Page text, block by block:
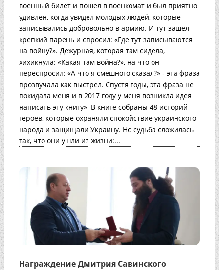
военный билет и пошел в военкомат и был приятно
удивлен, когда увидел молодых людей, которые
записывались добровольно в армию. И тут зашел
крепкий парень и спросил: «Где тут записываются
на войну?». Дежурная, которая там сидела,
хихикнула: «Какая там война?», на что он
переспросил: «А что я смешного сказал?» - эта фраза
прозвучала как выстрел. Спустя годы, эта фраза не
покидала меня и в 2017 году у меня возникла идея
написать эту книгу». В книге собраны 48 историй
героев, которые охраняли спокойствие украинского
народа и защищали Украину. Но судьба сложилась
так, что они ушли из жизни:...
Награждение Дмитрия Савинского